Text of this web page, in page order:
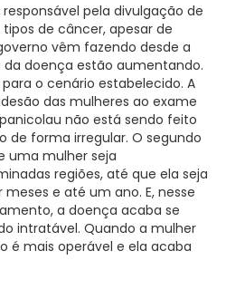
pela divulgação de
de câncer, apesar de
vêm fazendo desde a
da doença estão aumentando.
o cenário estabelecido. A
das mulheres ao exame
não está sendo feito
de forma irregular. O segundo
uma mulher seja
regiões, até que ela seja
e até um ano. E, nesse
a doença acaba se
intratável. Quando a mulher
é mais operável e ela acaba